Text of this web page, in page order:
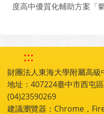
度高中優質化輔助方案「
:::
財團法人東海大學附屬高級
地址：407224臺中市西屯
(04)23590269
建議瀏覽器：Chrome，